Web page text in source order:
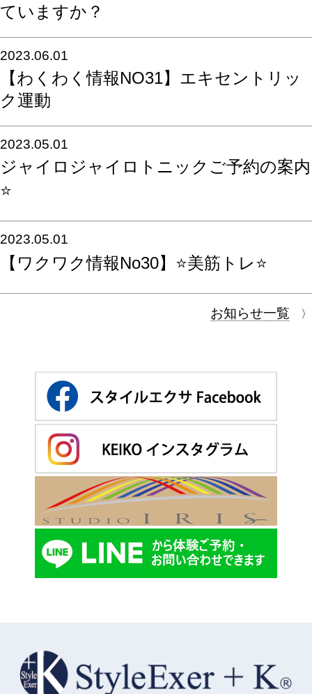
ていますか？
2023.06.01
【わくわく情報NO31】エキセントリッ
ク運動
2023.05.01
ジャイロジャイロトニックご予約の案内
⭐️️
2023.05.01
【ワクワク情報No30】⭐️美筋トレ⭐️
お知らせ一覧 〉